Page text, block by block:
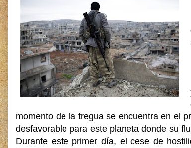
momento de la tregua se encuentra en el
desfavorable para este planeta donde su
Durante este primer día, el cese de